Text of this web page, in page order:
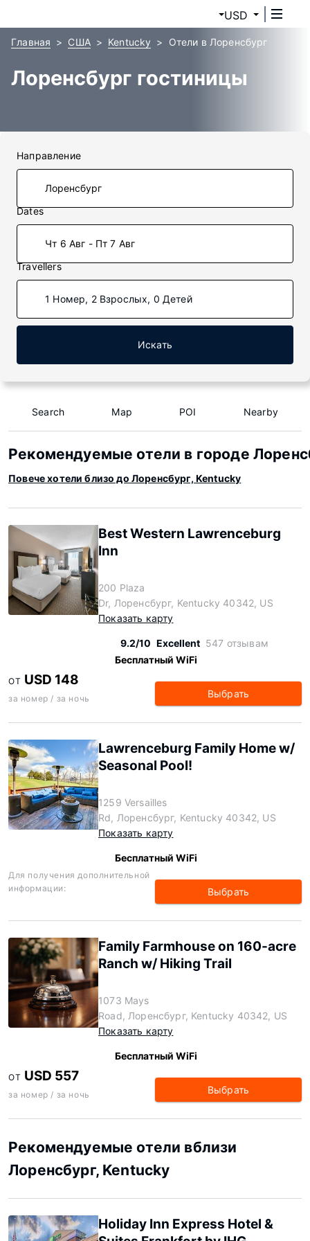
USD
Главная США Kentucky Отели в Лоренсбург
Лоренсбург гостиницы
Направление
Dates
Чт 6 Авг - Пт 7 Авг
Travellers
1 Номер, 2 Взрослых, 0 Детей
Искать
Search Map POI Nearby
Рекомендуемые отели в городе
Повече хотели близо до Лоренсбург, Kentucky
Best Western Lawrenceburg
Inn
200 Plaza
Dr, Лоренсбург, Kentucky 40342, US
Показать карту
9.2/10 Excellent 547 отзывам
Бесплатный WiFi
ОТ USD 148
за номер / за ночь Выбрать
Lawrenceburg Family Home w/
Seasonal Pool!
1259 Versailles
Rd, Лоренсбург, Kentucky 40342, US
Показать карту
Бесплатный WiFi
Для получения дополнительной
информации:
Выбрать
Family Farmhouse on 160-acre
Ranch w/ Hiking Trail
1073 Mays
Road, Лоренсбург, Kentucky 40342, US
Показать карту
Бесплатный WiFi
ОТ USD 557
за номер / за ночь Выбрать
Рекомендуемые отели вблизи
Лоренсбург, Kentucky
Holiday Inn Express Hotel &